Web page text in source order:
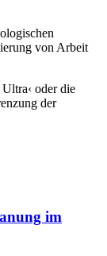
von Arbeit
oder die
der
im